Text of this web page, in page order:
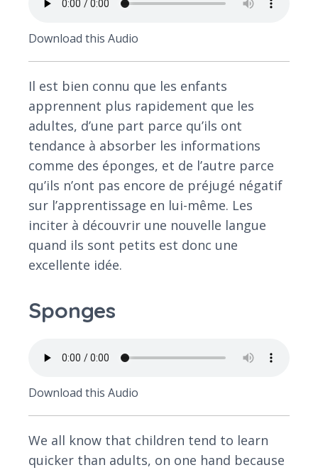
Download this Audio
Il est bien connu que les enfants
apprennent plus rapidement que les
adultes, d’une part parce qu’ils ont
tendance à absorber les informations
comme des éponges, et de l’autre parce
qu’ils n’ont pas encore de préjugé négatif
sur l’apprentissage en lui-même. Les
inciter à découvrir une nouvelle langue
quand ils sont petits est donc une
excellente idée.
Sponges
Download this Audio
We all know that children tend to learn
quicker than adults, on one hand because